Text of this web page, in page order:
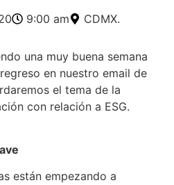
9:00 am CDMX.
una muy buena semana
en nuestro email de
el tema de la
con relación a ESG.
están empezando a